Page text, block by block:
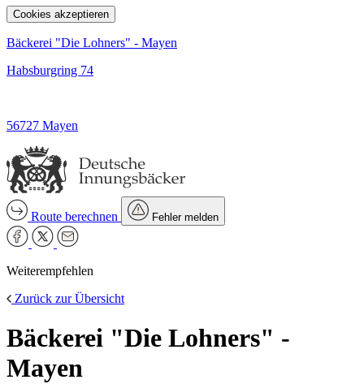
Cookies akzeptieren
Bäckerei "Die Lohners" - Mayen
Habsburgring 74
56727 Mayen
Route berechnen Fehler melden
Weiterempfehlen
Zurück zur Übersicht
Bäckerei "Die Lohners" -
Mayen